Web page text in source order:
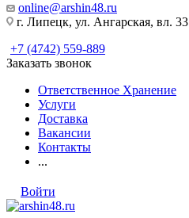
online@arshin48.ru
г. Липецк, ул. Ангарская, вл. 33
+7 (4742) 559-889
Заказать звонок
Ответственное Хранение
Услуги
Доставка
Вакансии
Контакты
...
Войти